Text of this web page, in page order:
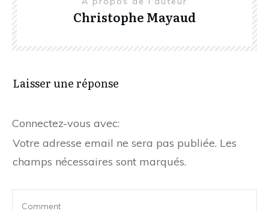
Christophe Mayaud
Laisser une réponse
Connectez-vous avec:
Votre adresse email ne sera pas publiée. Les
champs nécessaires sont marqués.